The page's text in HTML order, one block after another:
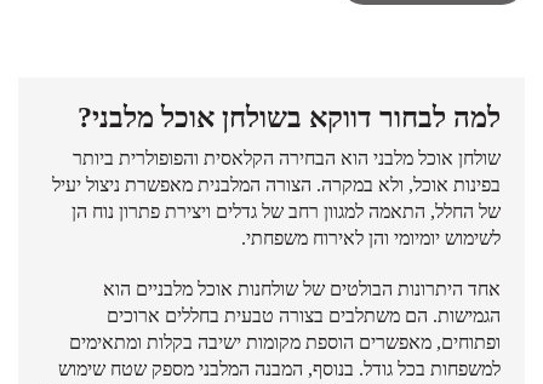
למה לבחור דווקא בשולחן אוכל מלבני?
שולחן אוכל מלבני הוא הבחירה הקלאסית והפופולרית ביותר
בפינות אוכל, ולא במקרה. הצורה המלבנית מאפשרת ניצול יעיל
של החלל, התאמה למגוון רחב של גדלים ויצירת פתרון נוח הן
לשימוש יומיומי והן לאירוח משפחתי.
אחד היתרונות הבולטים של שולחנות אוכל מלבניים הוא
הגמישות. הם משתלבים בצורה טבעית בחללים ארוכים
ופתוחים, מאפשרים הוספת מקומות ישיבה בקלות ומתאימים
למשפחות בכל גודל. בנוסף, המבנה המלבני מספק שטח שימוש